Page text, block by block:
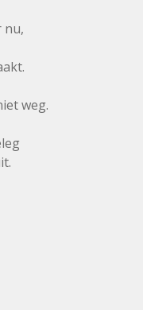
nu,
weg.